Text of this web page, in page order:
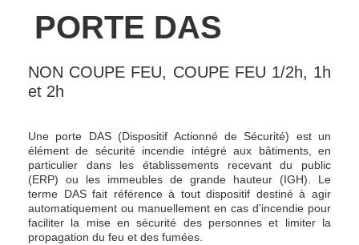
PORTE DAS
NON COUPE FEU, COUPE FEU 1/2h, 1h
et 2h
Une porte DAS (Dispositif Actionné de Sécurité) est un
élément de sécurité incendie intégré aux bâtiments, en
particulier dans les établissements recevant du public
(ERP) ou les immeubles de grande hauteur (IGH). Le
terme DAS fait référence à tout dispositif destiné à agir
automatiquement ou manuellement en cas d'incendie pour
faciliter la mise en sécurité des personnes et limiter la
propagation du feu et des fumées.